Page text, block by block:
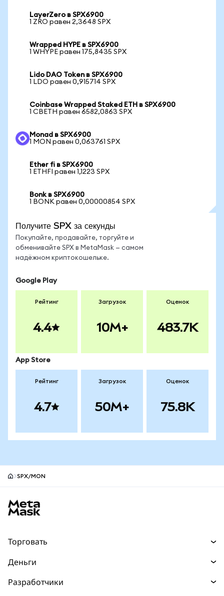
LayerZero в SPX6900
1 ZRO равен 2,3648 SPX
Wrapped HYPE в SPX6900
1 WHYPE равен 175,8435 SPX
Lido DAO Token в SPX6900
1 LDO равен 0,915714 SPX
Coinbase Wrapped Staked ETH в SPX6900
1 CBETH равен 6582,0863 SPX
Monad в SPX6900
1 MON равен 0,063761 SPX
Ether fi в SPX6900
1 ETHFI равен 1,1223 SPX
Bonk в SPX6900
1 BONK равен 0,00000854 SPX
Получите SPX за секунды
Покупайте, продавайте, торгуйте и
обменивайте SPX в MetaMask — самом
надёжном криптокошельке.
Google Play
Рейтинг
4.4
Загрузок
10M+
Оценок
483.7K
App Store
Рейтинг
4.7
Загрузок
50M+
Оценок
75.8K
SPX/MON
Торговать
Прогнозы
Деньги
Разработчики